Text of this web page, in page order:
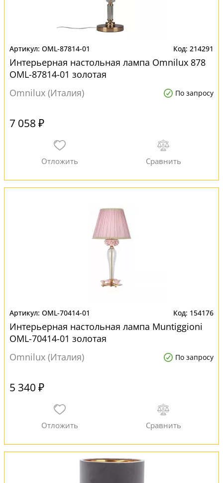
OML-87814-01 214291
Интерьерная настольная лампа Omnilux 878
OML-87814-01 золотая
Omnilux (Италия)
По запросу
7 058 ₽
OML-70414-01 154176
Интерьерная настольная лампа Muntiggioni
OML-70414-01 золотая
Omnilux (Италия)
По запросу
5 340 ₽